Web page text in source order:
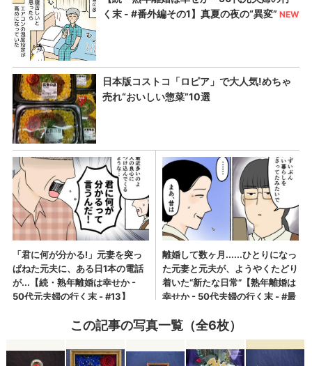
この記事の写真一覧（全6枚）